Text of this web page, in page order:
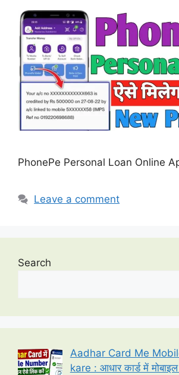
PhonePe Personal Loan Online
Leave a comment
Search
Aadhar Card Me
kare : आधार कार्ड में